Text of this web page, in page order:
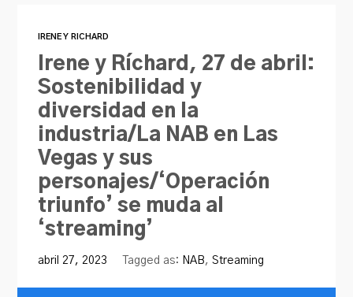
IRENE Y RICHARD
Irene y Ríchard, 27 de abril:
Sostenibilidad y
diversidad en la
industria/La NAB en Las
Vegas y sus
personajes/‘Operación
triunfo’ se muda al
‘streaming’
abril 27, 2023 Tagged as: NAB,Streaming